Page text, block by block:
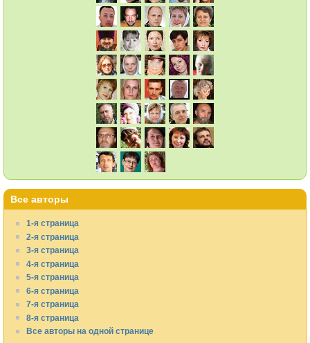
Все авторы
1-я страница
2-я страница
3-я страница
4-я страница
5-я страница
6-я страница
7-я страница
8-я страница
Все авторы на одной странице